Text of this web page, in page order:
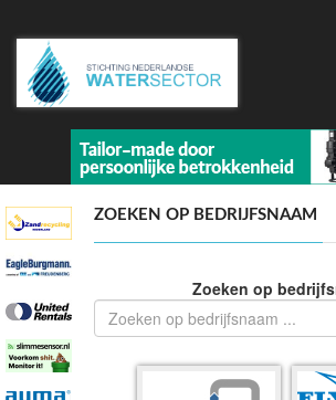
ZOEKEN OP BEDRIJFSNAAM
Zoeken op